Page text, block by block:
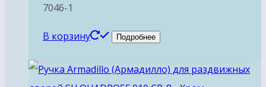
7046-1
В корзину Подробнее